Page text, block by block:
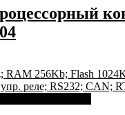
RAM 256Kb; Flash
реле; RS232; CAN;